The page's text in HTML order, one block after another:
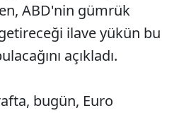
ABD'nin gümrük
ilave yükün bu
açıkladı.
bugün, Euro